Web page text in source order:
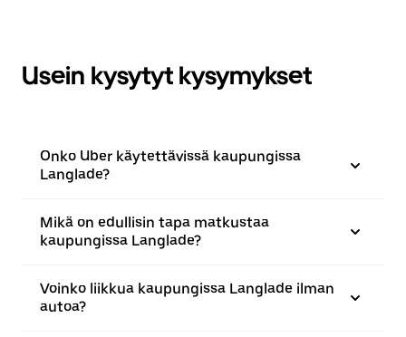
Usein kysytyt kysymykset
Onko Uber käytettävissä kaupungissa
Langlade?
Mikä on edullisin tapa matkustaa
kaupungissa Langlade?
Voinko liikkua kaupungissa Langlade ilman
autoa?